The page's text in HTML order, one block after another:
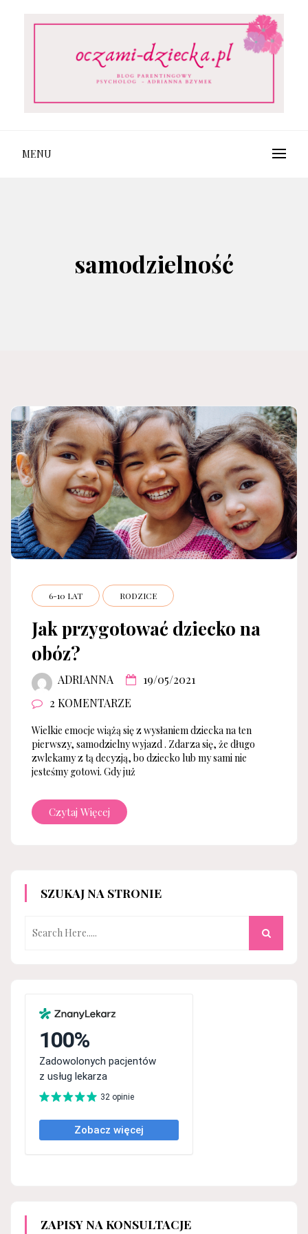
MENU
samodzielność
6-10 LAT RODZICE
Jak przygotować dziecko na
obóz?
ADRIANNA
19/05/2021
2 KOMENTARZE
Wielkie emocje wiążą się z wysłaniem dziecka na ten
pierwszy, samodzielny wyjazd . Zdarza się, że długo
zwlekamy z tą decyzją, bo dziecko lub my sami nie
jesteśmy gotowi. Gdy już
Czytaj Więcej
SZUKAJ NA STRONIE
ZAPISY NA KONSULTACJE